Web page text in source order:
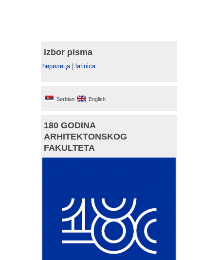
izbor pisma
ћирилица| latinica
Serbian English
180 GODINA
ARHITEKTONSKOG
FAKULTETA